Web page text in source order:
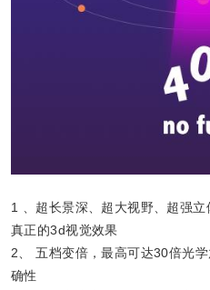
1 、 超长景深、超大视野、超强
真正的3d视觉效果
2、五档变倍，最高可达30倍光
确性